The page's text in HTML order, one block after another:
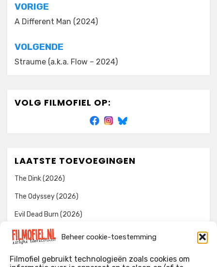
Beheer cookie-toestemming
Filmofiel gebruikt technologieën zoals cookies om
Bericht
navigatie
VORIGE
A Different Man (2024)
VOLGENDE
Straume (a.k.a. Flow – 2024)
VOLG FILMOFIEL OP:
LAATSTE TOEVOEGINGEN
The Dink (2026)
The Odyssey (2026)
Evil Dead Burn (2026)
The Invite (2026)